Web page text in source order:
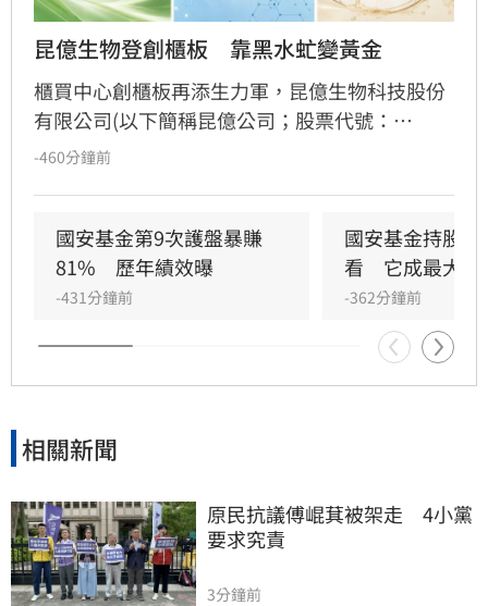
昆億生物登創櫃板　靠黑水虻變黃金
櫃買中心創櫃板再添生力軍，昆億生物科技股份
有限公司(以下簡稱昆億公司；股票代號：
7423；產業類別：綠能環保)於日前正式登錄創
有機廢棄物進行高效去化與資源化再利用。
-460分鐘前
國安基金第9次護盤暴賺
81%　歷年績效曝
-431分鐘前
國安基金持股
看　它成最大功
-362分鐘前
相關新聞
原民抗議傅崐萁被架走　4小黨
要求究責
3分鐘前